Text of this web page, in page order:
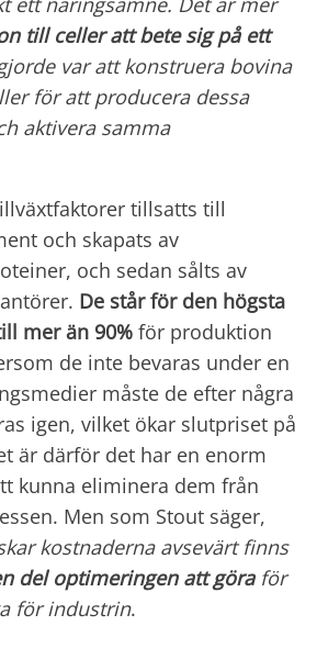
till celler att bete sig på ett
var att konstruera bovina
för att producera dessa
aktivera samma
tillsatts till
och skapats av
och sedan sålts av
De står för den högsta
mer än 90% för produktion
de inte bevaras under en
måste de efter några
igen, vilket ökar slutpriset på
är därför det har en enorm
kunna eliminera dem från
Men som Stout säger,
kostnaderna avsevärt finns
del optimeringen att göraför
för industrin.